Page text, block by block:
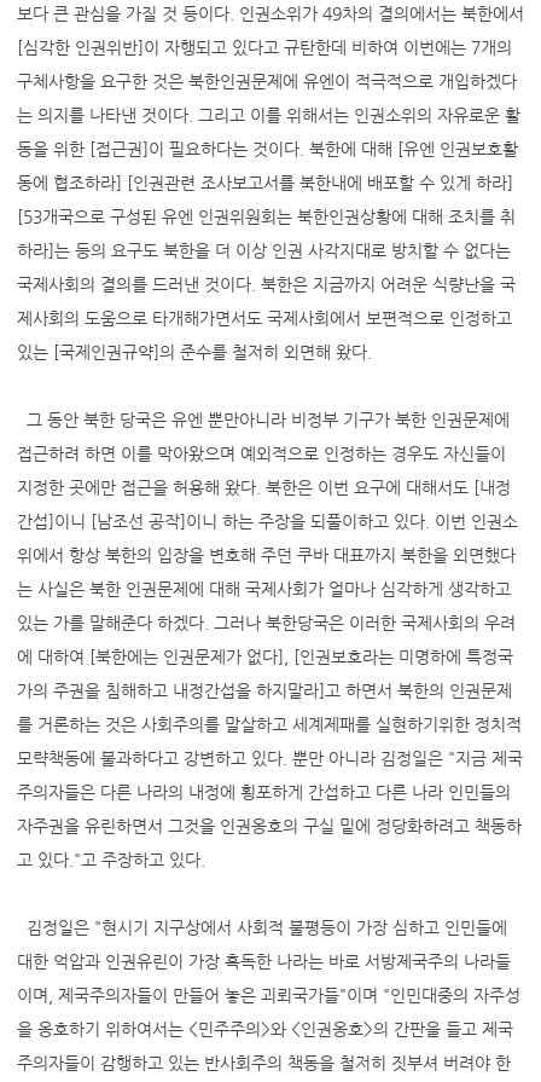
보다 큰 관심을 가질 것 등이다. 인권소위가 49차의 결의에서는 북한에서
[심각한 인권위반]이 자행되고 있다고 규탄한데 비하여 이번에는 7개의
구체사항을 요구한 것은 북한인권문제에 유엔이 적극적으로 개입하겠다
는 의지를 나타낸 것이다. 그리고 이를 위해서는 인권소위의 자유로운 활
동을 위한 [접근권]이 필요하다는 것이다. 북한에 대해 [유엔 인권보호활
동에 협조하라] [인권관련 조사보고서를 북한내에 배포할 수 있게 하라]
[53개국으로 구성된 유엔 인권위원회는 북한인권상황에 대해 조치를 취
하라]는 등의 요구도 북한을 더 이상 인권 사각지대로 방치할 수 없다는
국제사회의 결의를 드러낸 것이다. 북한은 지금까지 어려운 식량난을 국
제사회의 도움으로 타개해가면서도 국제사회에서 보편적으로 인정하고
있는 [국제인권규약]의 준수를 철저히 외면해 왔다.
그 동안 북한 당국은 유엔 뿐만아니라 비정부 기구가 북한 인권문제에
접근하려 하면 이를 막아왔으며 예외적으로 인정하는 경우도 자신들이
지정한 곳에만 접근을 허용해 왔다. 북한은 이번 요구에 대해서도 [내정
간섭]이니 [남조선 공작]이니 하는 주장을 되풀이하고 있다. 이번 인권소
위에서 항상 북한의 입장을 변호해 주던 쿠바 대표까지 북한을 외면했다
는 사실은 북한 인권문제에 대해 국제사회가 얼마나 심각하게 생각하고
있는 가를 말해준다 하겠다. 그러나 북한당국은 이러한 국제사회의 우려
에 대하여 [북한에는 인권문제가 없다], [인권보호라는 미명하에 특정국
가의 주권을 침해하고 내정간섭을 하지말라]고 하면서 북한의 인권문제
를 거론하는 것은 사회주의를 말살하고 세계제패를 실현하기위한 정치적
모략책동에 불과하다고 강변하고 있다. 뿐만 아니라 김정일은 "지금 제국
주의자들은 다른 나라의 내정에 횡포하게 간섭하고 다른 나라 인민들의
자주권을 유린하면서 그것을 인권옹호의 구실 밑에 정당화하려고 책동하
고 있다."고 주장하고 있다.
김정일은 "현시기 지구상에서 사회적 불평등이 가장 심하고 인민들에
대한 억압과 인권유린이 가장 혹독한 나라는 바로 서방제국주의 나라들
이며, 제국주의자들이 만들어 놓은 괴뢰국가들"이며 "인민대중의 자주성
을 옹호하기 위하여서는 <민주주의>와 <인권옹호>의 간판을 들고 제국
주의자들이 감행하고 있는 반사회주의 책동을 철저히 짓부셔 버려야 한